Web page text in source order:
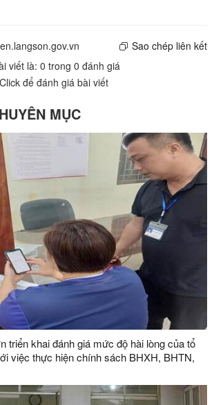
Sao chép liên kết
viết là: 0 trong 0 đánh giá
Click để đánh giá bài viết
MỤC
triển khai đánh giá mức độ hài lòng của tổ
việc thực hiện chính sách BHXH, BHTN,